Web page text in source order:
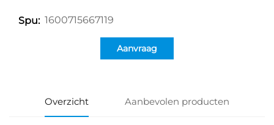
Spu: 1600715667119
Aanvraag
Overzicht Aanbevolen producten